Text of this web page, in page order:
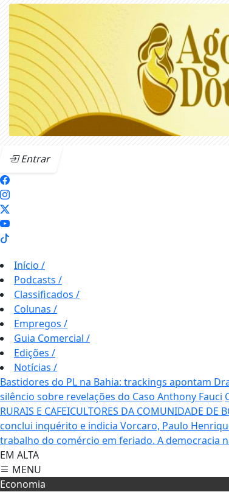
Entrar
Início /
Podcasts /
Classificados /
Colunas /
Empregos /
Guia Comercial /
Edições /
Notícias /
Bastidores do PL na Bahia: trackings apontam
silêncio sobre revelações do Caso Anthony Fauci
RURAIS E CAFEICULTORES DA COMUNIDADE DE
conclui inquérito e indicia Vorcaro, Paulo
trabalho do comércio em feriado. A democracia
EM ALTA
MENU
Economia